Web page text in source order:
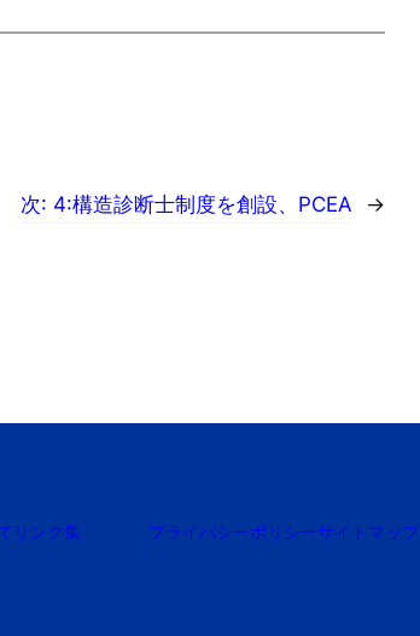
次: 4:構造診断士制度を創設、PCEA →
リンク集 プライバシーポリシーサイトマップ